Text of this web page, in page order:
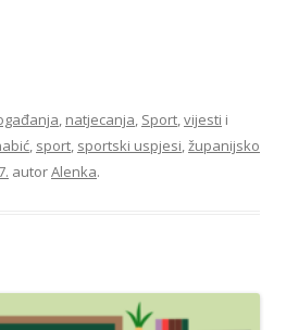
, natjecanja, Sport,vijesti i
, sport, sportski uspjesi,županijsko
autorAlenka.